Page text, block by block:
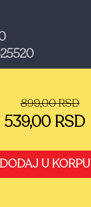
899,00 RSD
539,00 RSD
DODAJ U KORPU